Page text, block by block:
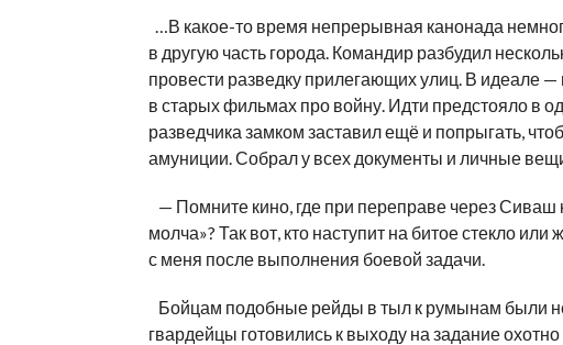
…В какое-то время непрерывная канонада
в другую часть города. Командир разбудил
провести разведку прилегающих улиц. В идеале
в старых фильмах про войну. Идти предстояло в
разведчика замком заставил ещё и попрыгать,
амуниции. Собрал у всех документы и личные
— Помните кино, где при переправе через
молча»? Так вот, кто наступит на битое стекло
с меня после выполнения боевой задачи.
Бойцам подобные рейды в тыл к румынам были
гвардейцы готовились к выходу на задание